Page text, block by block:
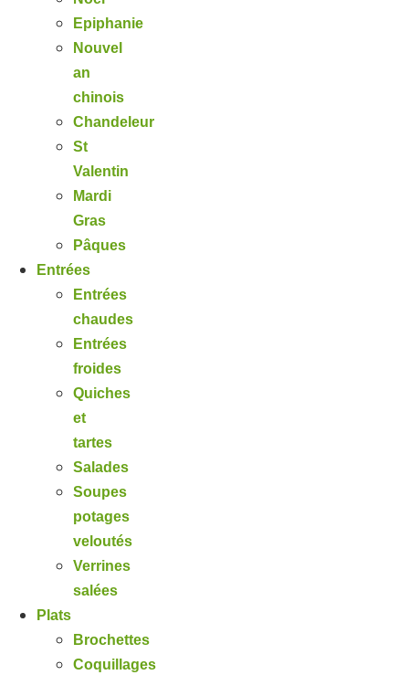
Epiphanie
Nouvel
an
chinois
Chandeleur
St
Valentin
Mardi
Gras
Pâques
Entrées
Entrées
chaudes
Entrées
froides
Quiches
et
tartes
Salades
Soupes
potages
veloutés
Verrines
salées
Plats
Brochettes
Coquillages